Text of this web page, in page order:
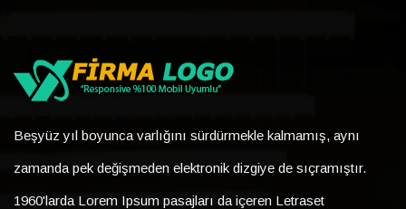
Beşyüz yıl boyunca varlığını sürdürmekle kalmamış, aynı
zamanda pek değişmeden elektronik dizgiye de sıçramıştır.
1960'larda Lorem Ipsum pasajları da içeren Letraset